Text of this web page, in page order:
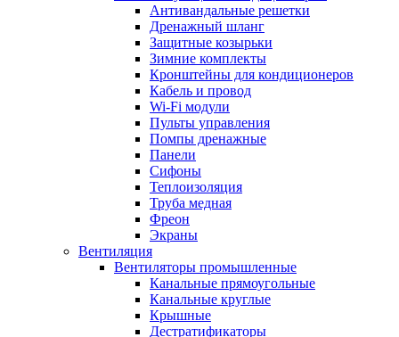
Антивандальные решетки
Дренажный шланг
Защитные козырьки
Зимние комплекты
Кронштейны для кондиционеров
Кабель и провод
Wi-Fi модули
Пульты управления
Помпы дренажные
Панели
Сифоны
Теплоизоляция
Труба медная
Фреон
Экраны
Вентиляция
Вентиляторы промышленные
Канальные прямоугольные
Канальные круглые
Крышные
Дестратификаторы